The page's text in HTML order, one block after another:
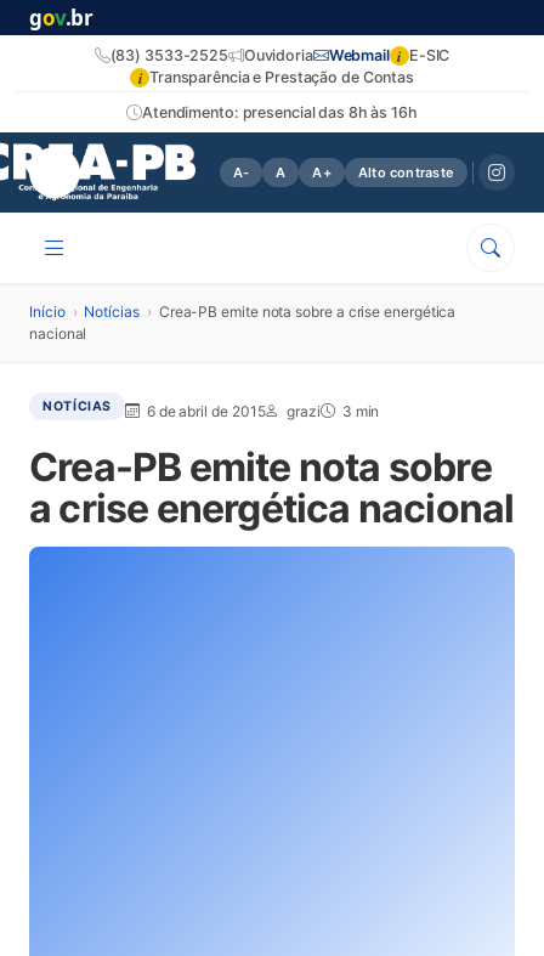
gov.br
Atendimento: presencial das 8h às 16h
(83) 3533-2525 Ouvidoria Webmail i E-SIC
i Transparência e Prestação de Contas
A- A A+ Alto contraste
Início › Notícias › Crea-PB emite nota sobre a crise energética
nacional
NOTÍCIAS 6 de abril de 2015 grazi 3 min
Crea-PB emite nota sobre
a crise energética nacional